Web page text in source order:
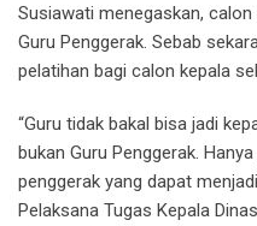
Susiawati menegaskan,
Guru Penggerak. Sebab
pelatihan bagi calon kepala
“Guru tidak bakal bisa jadi
bukan Guru Penggerak.
penggerak yang dapat
Pelaksana Tugas Kepala